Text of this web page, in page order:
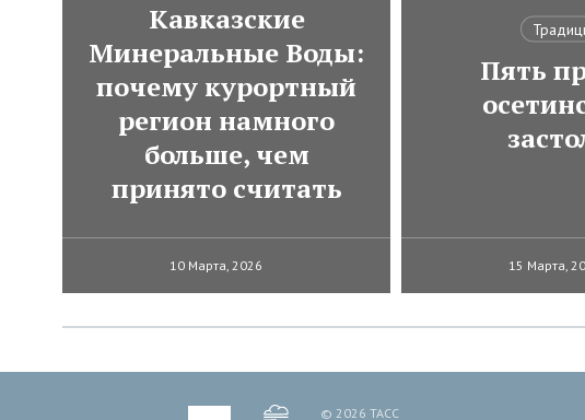
Кавказские
Минеральные Воды:
почему курортный
регион намного
больше, чем
принято считать
10 Марта, 2026
Пять
15 Марта,
© 2026 ТАСС